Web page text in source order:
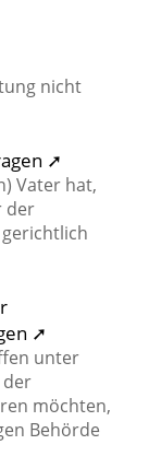
nicht
➚
Vater hat,
der
➚
unter
der
möchten,
Behörde